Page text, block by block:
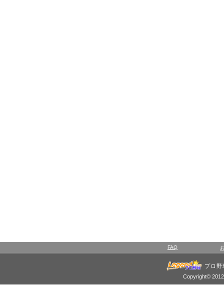
FAQ
プロ
Copyright©